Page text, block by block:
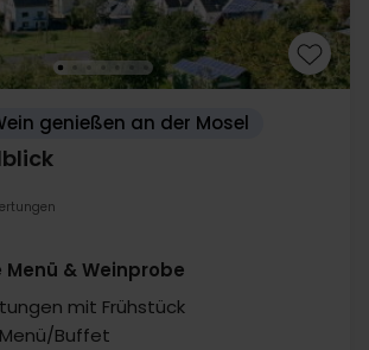
genießen an der Mosel
& Weinprobe
mit Frühstück
Buffet